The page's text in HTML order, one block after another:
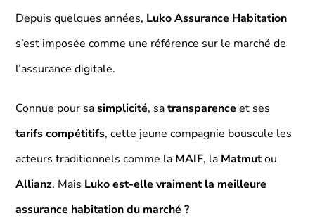
Depuis quelques années, Luko Assurance Habitation
s’est imposée comme une référence sur le marché de
l’assurance digitale.
Connue pour sasimplicité, satransparence et ses
tarifs compétitifs, cette jeune compagnie bouscule les
acteurs traditionnels comme la MAIF, la Matmutou
Allianz. Mais Luko est-elle vraiment la meilleure
assurance habitation du marché ?